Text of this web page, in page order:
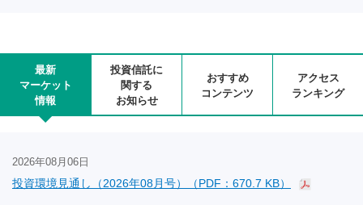
最新
マーケット
情報
投資信託に
関する
お知らせ
おすすめ
コンテンツ
アクセス
ランキング
2026年08月06日
投資環境見通し（2026年08月号）（PDF：670.7 KB）